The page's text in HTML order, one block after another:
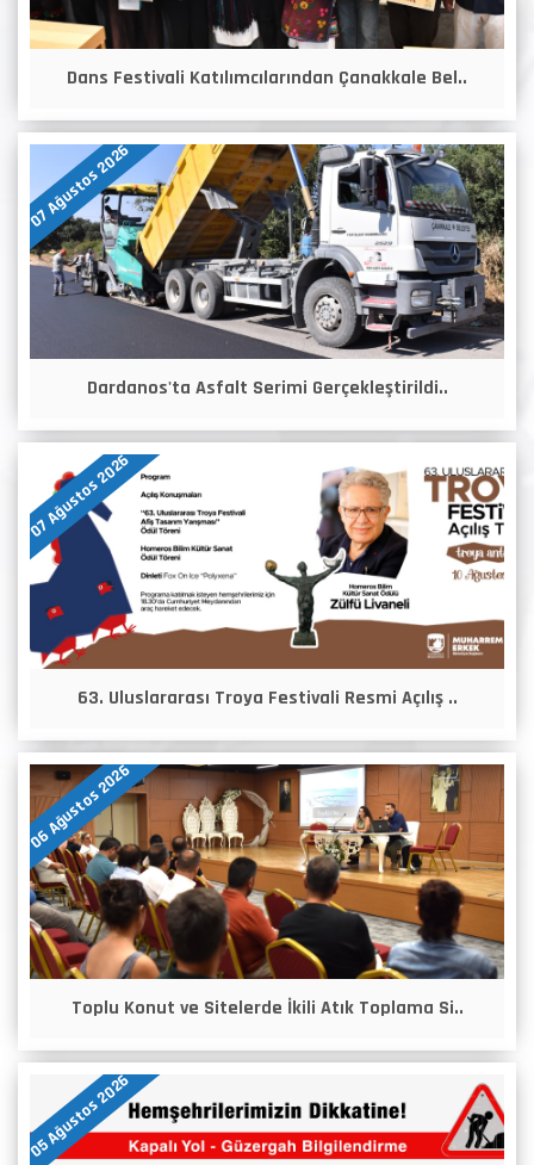
Dans Festivali Katılımcılarından Çanakkale Bel..
07 Ağustos 2026
Dardanos'ta Asfalt Serimi Gerçekleştirildi..
07 Ağustos 2026
63. Uluslararası Troya Festivali Resmi Açılış ..
06 Ağustos 2026
Toplu Konut ve Sitelerde İkili Atık Toplama Si..
05 Ağustos 2026